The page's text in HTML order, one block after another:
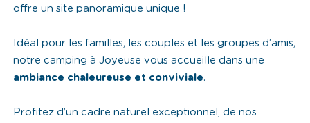
offre un site panoramique unique !
Idéal pour les familles, les couples et les groupes d’amis,
notre camping à Joyeuse vous accueille dans une
ambiance chaleureuse et conviviale.
Profitez d’un cadre naturel exceptionnel, de nos